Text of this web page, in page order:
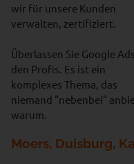
wir für unsere Kunden
verwalten, zertifiziert.
Überlassen Sie Google Ads
den Profis. Es ist ein
komplexes Thema, das
niemand "nebenbei"
warum.
Moers, Duisburg,